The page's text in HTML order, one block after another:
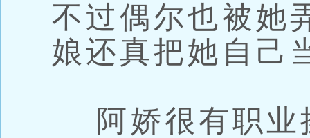
不过偶尔也被她
娘还真把她自己
阿娇很有职业